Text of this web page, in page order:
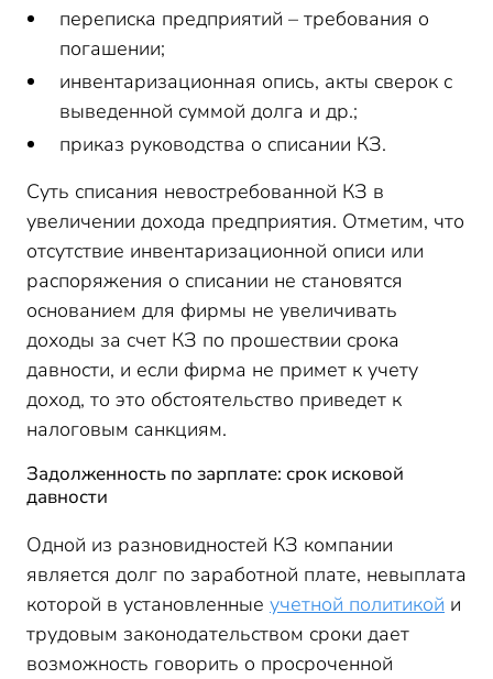
переписка предприятий – требования о
погашении;
инвентаризационная опись, акты сверок с
выведенной суммой долга и др.;
приказ руководства о списании КЗ.
Суть списания невостребованной КЗ в
увеличении дохода предприятия. Отметим, что
отсутствие инвентаризационной описи или
распоряжения о списании не становятся
основанием для фирмы не увеличивать
доходы за счет КЗ по прошествии срока
давности, и если фирма не примет к учету
доход, то это обстоятельство приведет к
налоговым санкциям.
Задолженность по зарплате: срок исковой
давности
Одной из разновидностей КЗ компании
является долг по заработной плате, невыплата
которой в установленные учетной политикой и
трудовым законодательством сроки дает
возможность говорить о просроченной